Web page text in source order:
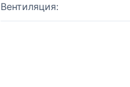
Вентиляция: